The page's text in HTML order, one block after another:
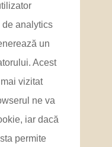
de analytics
un
Acest
vizitat
ne va
iar dacă
permite